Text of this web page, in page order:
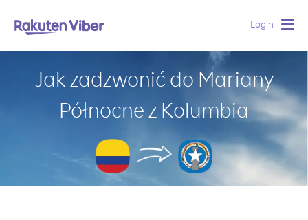
Login
Jak zadzwonić do Mariany
Północne z Kolumbia